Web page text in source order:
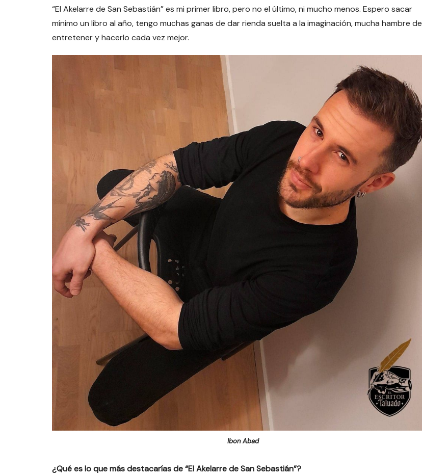
“El Akelarre de San Sebastián” es mi primer libro, pero no el último, ni mucho menos. Espero sacar
mínimo un libro al año, tengo muchas ganas de dar rienda suelta a la imaginación, mucha hambre de
entretener y hacerlo cada vez mejor.
Ibon Abad
¿Qué es lo que más destacarías de “El Akelarre de San Sebastián”?